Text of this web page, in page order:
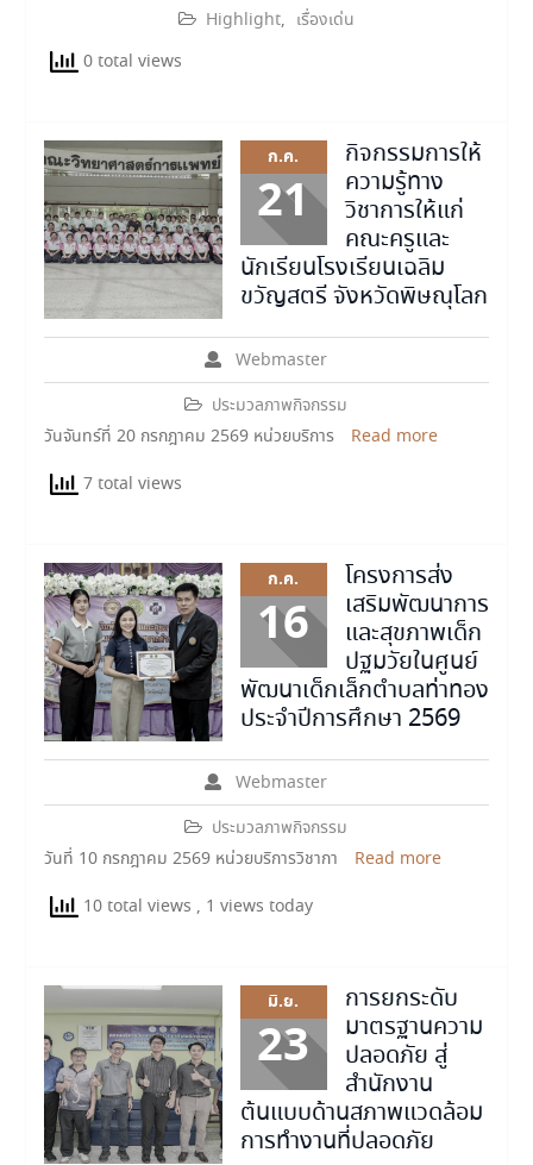
Highlight, เรื่องเด่น
0 total views
ก.ค.
21
กิจกรรมการให้
ความรู้ทาง
วิชาการให้แก่
คณะครูและ
นักเรียนโรงเรียนเฉลิม
ขวัญสตรี จังหวัดพิษณุโลก
Webmaster
ประมวลภาพกิจกรรม
วันจันทร์ที่ 20 กรกฎาคม 2569 หน่วยบริการ
Read more
7 total views
ก.ค.
16
โครงการส่ง
เสริมพัฒนาการ
และสุขภาพเด็ก
ปฐมวัยในศูนย์
พัฒนาเด็กเล็กตำบลท่าทอง
ประจำปีการศึกษา 2569
Webmaster
ประมวลภาพกิจกรรม
วันที่ 10 กรกฎาคม 2569 หน่วยบริการวิชากา
Read more
10 total views , 1 views today
มิ.ย.
23
การยกระดับ
มาตรฐานความ
ปลอดภัย สู่
สำนักงาน
ต้นแบบด้านสภาพแวดล้อม
การทำงานที่ปลอดภัย